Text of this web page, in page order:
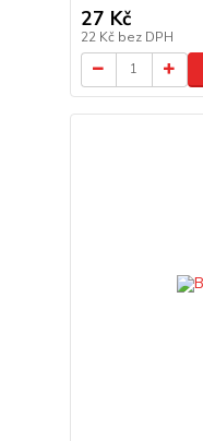
27 Kč
22 Kč bez DPH